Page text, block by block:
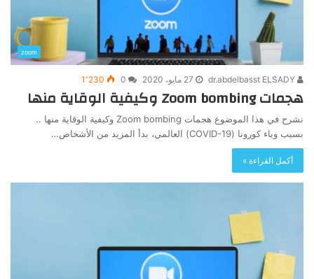
zoom
27 مايو، 2020 0 1٬230
هجمات Zoom bombing وكيفية الوقاية منها
نشرح في هذا الموضوع هجمات Zoom bombing وكيفية الوقاية منها ..
بسبب وباء كورونا (COVID-19) العالمي، بدأ المزيد من الأشخاص…
أكمل القراءة »